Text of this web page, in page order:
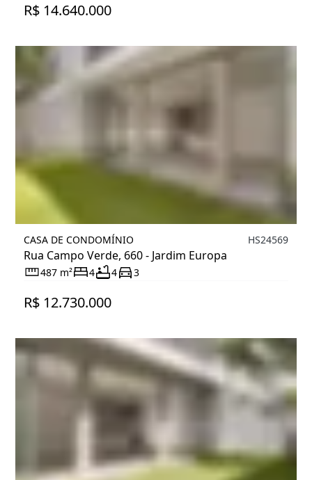
R$ 14.640.000
CASA DE CONDOMÍNIO
Rua Campo Verde, 660 - Jardim Europa
HS24569
487 m² 4 4 3
R$ 12.730.000